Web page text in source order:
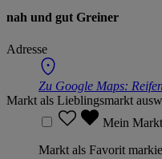
nah und gut Greiner
Adresse
Zu Google Maps:
Markt als Lieblingsmarkt
Mein
Markt als Favorit